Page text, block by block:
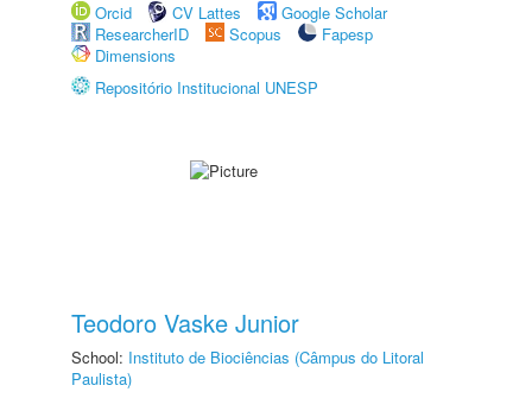
Orcid
CV Lattes
Google Scholar
ResearcherID
Scopus
Fapesp
Dimensions
Repositório Institucional UNESP
Teodoro Vaske Junior
School: Instituto de Biociências (Câmpus do Litoral
Paulista)